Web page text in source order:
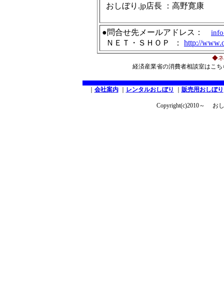
おしぼり.jp店長 ：高野寛康
●問合せ先メールアドレス：
ＮＥＴ・ＳＨＯＰ ： http://
◆ネ
経済産業省の消費者相談室は
会社案内｜ レンタルおしぼり 販売用おしぼり
Copyright(c)2010～ お